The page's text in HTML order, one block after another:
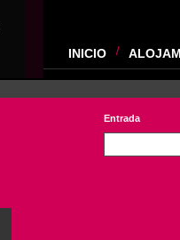
INICIO
Entrada